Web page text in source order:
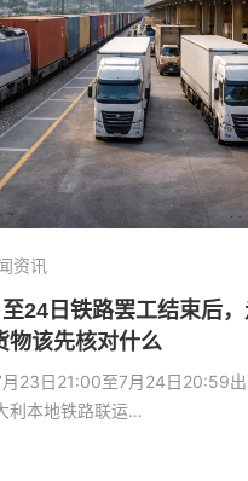
资讯
24日铁路罢工结束后
物该先核对什么
23日21:00至7月24日20:59
利本地铁路联运…